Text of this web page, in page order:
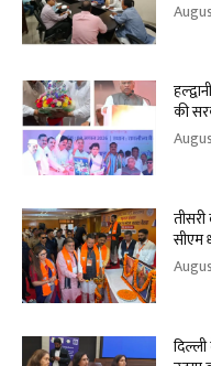
की
सीएम